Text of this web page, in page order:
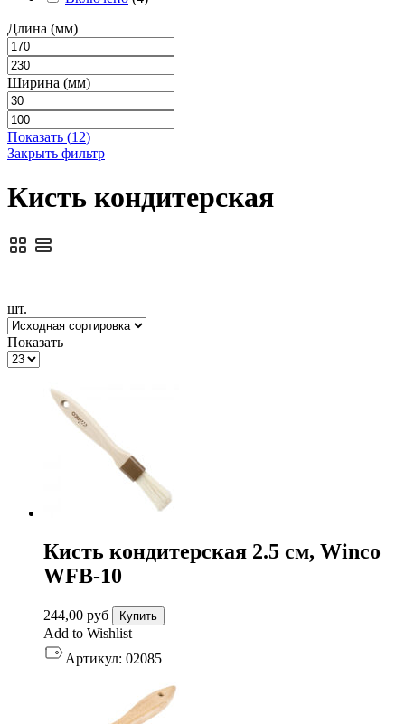
Длина (мм)
Ширина (мм)
Показать (12)
Закрыть фильтр
Кисть кондитерская
шт.
Показать
Кисть кондитерская 2.5 см, Winco
WFB-10
244,00 руб Купить
Add to Wishlist
Артикул: 02085